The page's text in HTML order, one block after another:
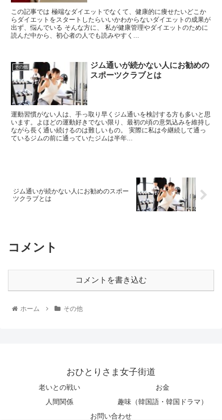
この記事では 極端なダイエットでなくて、健康的に痩せたいどこか
らダイエットをスタートしたらいいかわからないダイエットの成果が
出ず、悩んでいる そんな方に、 私が健康管理やダイエットのために
読んだ中から、初心者の人でも読みやすく...
その他
ジム通いが続かない人にお勧めの
スポーツクラブとは
運動習慣がない人は、手っ取り早くジム通いを検討する方も多いと思
います。よほどの運動好きでない限り、最初の頃の意気込みを維持し
ながら長く通い続けるのは難しいもの。 実際に私は今継続して通っ
ているジムの前に通っていたジムは半年...
ジム通いが続かない人にお勧めのスポー
ツクラブとは
コメント
コメントを書き込む
ホーム その他
おひとりさま女子街道
老いとの戦い
お金
人間関係
趣味（韓国語・韓国ドラマ）
お問い合わせ